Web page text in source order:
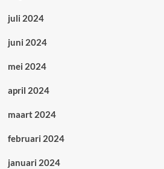
juli 2024
juni 2024
mei 2024
april 2024
maart 2024
februari 2024
januari 2024